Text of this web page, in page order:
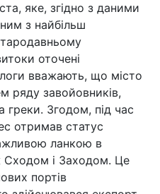
яке, згідно з даними
з найбільш
оточені
вважають, що місто
ряду завойовників,
греки. Згодом, під час
отримав статус
ланкою в
Сходом і Заходом. Це
портів